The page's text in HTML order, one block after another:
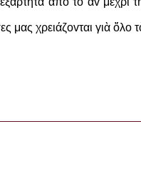
μας χρειάζovται γιὰ ὅλo